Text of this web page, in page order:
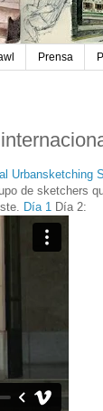
Prensa
Urbansketching
de sketchers
Día 1 Día 2: